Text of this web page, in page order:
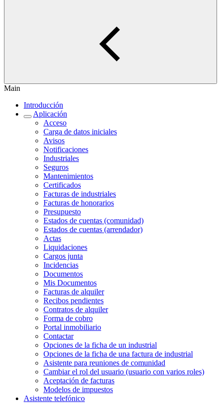
Main
Introducción
Aplicación
Acceso
Carga de datos iniciales
Avisos
Notificaciones
Industriales
Seguros
Mantenimientos
Certificados
Facturas de industriales
Facturas de honorarios
Presupuesto
Estados de cuentas (comunidad)
Estados de cuentas (arrendador)
Actas
Liquidaciones
Cargos junta
Incidencias
Documentos
Mis Documentos
Facturas de alquiler
Recibos pendientes
Contratos de alquiler
Forma de cobro
Portal inmobiliario
Contactar
Opciones de la ficha de un industrial
Opciones de la ficha de una factura de industrial
Asistente para reuniones de comunidad
Cambiar el rol del usuario (usuario con varios roles)
Aceptación de facturas
Modelos de impuestos
Asistente telefónico